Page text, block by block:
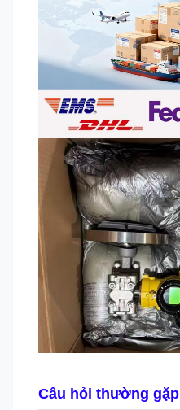
Câu hỏi thường gặp